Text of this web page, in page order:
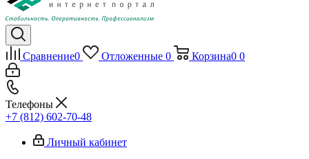
Сравнение0 Отложенные 0 Корзина0 0
Телефоны
+7 (812) 602-70-48
Личный кабинет